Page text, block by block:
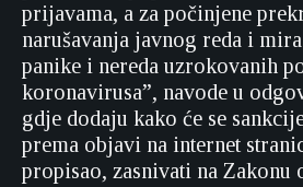
prijavama, a za počinjene
narušavanja javnog reda i
panike i nereda uzrokovanih
koronavirusa”, navode u
gdje dodaju kako će se
prema objavi na internet
propisao, zasnivati na Zakonu